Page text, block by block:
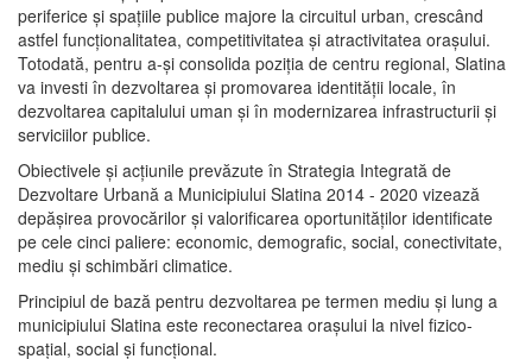
periferice şi spaţiile publice majore la circuitul urban, crescând
astfel funcţionalitatea, competitivitatea şi atractivitatea oraşului.
Totodată, pentru a-şi consolida poziţia de centru regional, Slatina
va investi în dezvoltarea şi promovarea identităţii locale, în
dezvoltarea capitalului uman şi în modernizarea infrastructurii şi
serviciilor publice.
Obiectivele şi acţiunile prevăzute în Strategia Integrată de
Dezvoltare Urbană a Municipiului Slatina 2014 - 2020 vizează
depășirea provocărilor şi valorificarea oportunităţilor identificate
pe cele cinci paliere: economic, demografic, social, conectivitate,
mediu şi schimbări climatice.
Principiul de bază pentru dezvoltarea pe termen mediu şi lung a
municipiului Slatina este reconectarea oraşului la nivel fizico-
spaţial, social şi funcţional.